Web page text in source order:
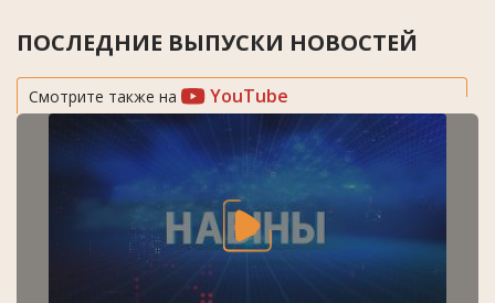
ПОСЛЕДНИЕ ВЫПУСКИ НОВОСТЕЙ
Смотрите также на YouTube